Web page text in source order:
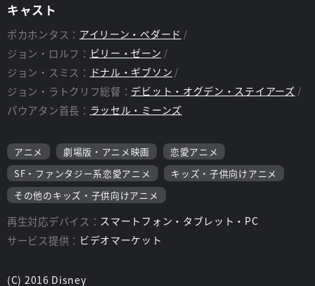
キャスト
ポカホンタス： アイリーン・ベダード
ジョン・ロルフ： ビリー・ゼーン
ジョン・スミス： ドナル・ギブソン
ジョン・ラトクリフ総督： デビット・オグデン・ステイアーズ
パウアタン首長： ラッセル・ミーンズ
アニメ 劇場版・アニメ映画
恋愛アニメ
SF・ファンタジー系恋愛アニメ
キッズ・子供向けアニメ
その他のキッズ・子供向けアニメ
再生対応デバイス： スマートフォン・タブレット・PC
サービス提供： ビデオマーケット
(C) 2016 Disney